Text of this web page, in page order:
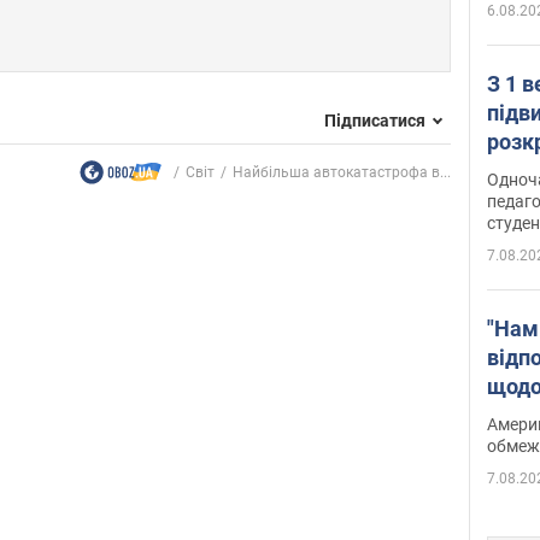
Підписатися
Світ Найбільша автокатастрофа в...
З 1
"Нам
щодо